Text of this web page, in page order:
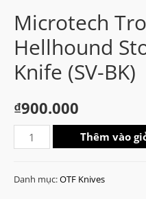
Microtech
Hellhound
Knife (SV-BK)
₫900.000
Microtech
Troodon
Hellhound
Thêm vào
Danh mục:OTF Knives